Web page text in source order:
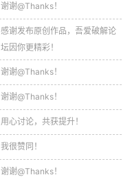
谢谢@Thanks！
感谢发布原创作品，吾爱破解论
坛因你更精彩！
谢谢@Thanks！
谢谢@Thanks！
用心讨论，共获提升！
我很赞同！
谢谢@Thanks！